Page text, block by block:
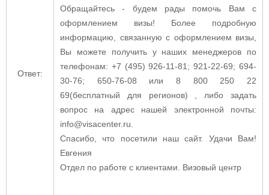
Ответ:
Обращайтесь - будем рады помочь Вам с
оформлением визы! Более подробную
информацию, связанную с оформлением визы,
Вы можете получить у наших менеджеров по
телефонам: +7 (495) 926-11-81; 921-22-69; 694-
30-76; 650-76-08 или 8 800 250 22
69(бесплатный для регионов) , либо задать
вопрос на адрес нашей электронной почты:
info@visacenter.ru.
Спасибо, что посетили наш сайт. Удачи Вам!
Евгения
Отдел по работе с клиентами. Визовый центр